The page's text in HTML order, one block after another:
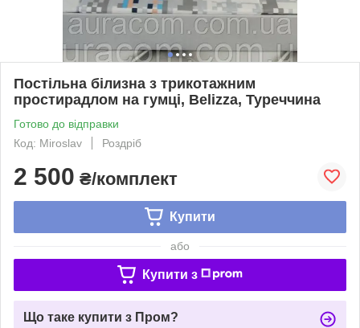
Постільна білизна з трикотажним
простирадлом на гумці, Belizza, Туреччина
Готово до відправки
Код: Miroslav
Роздріб
2 500 ₴/комплект
Купити
або
Купити з
Що таке купити з Пром?